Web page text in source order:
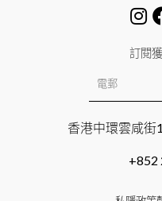
訂閱
香港中環雲咸街
+852